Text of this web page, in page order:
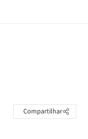
Compartilhar